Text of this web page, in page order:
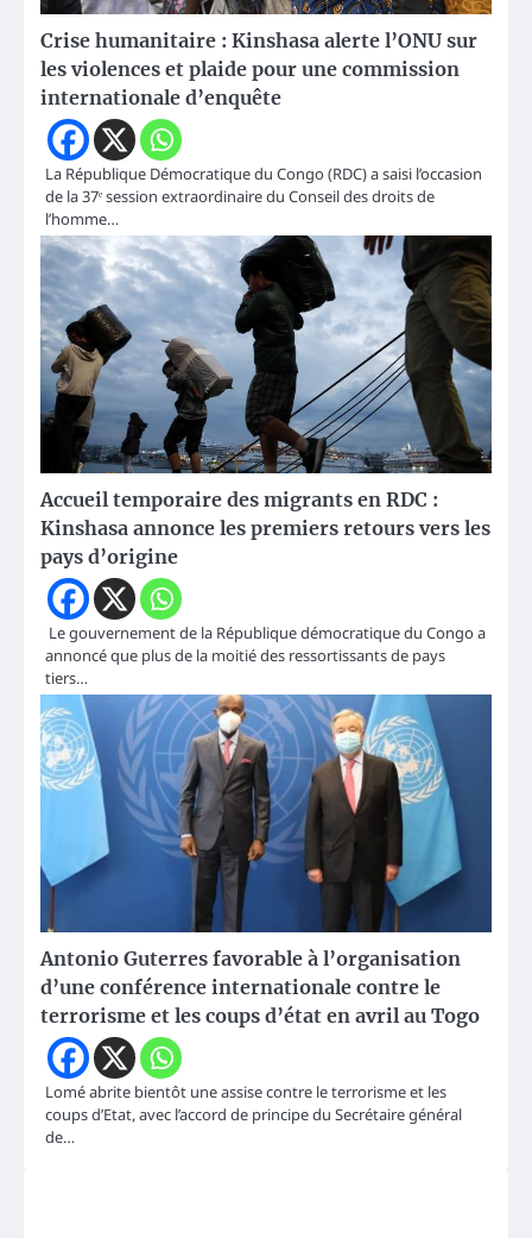
Crise humanitaire : Kinshasa alerte l’ONU sur
les violences et plaide pour une commission
internationale d’enquête
La République Démocratique du Congo (RDC) a saisi l’occasion
de la 37ᵉ session extraordinaire du Conseil des droits de
l’homme…
Accueil temporaire des migrants en RDC :
Kinshasa annonce les premiers retours vers les
pays d’origine
Le gouvernement de la République démocratique du Congo a
annoncé que plus de la moitié des ressortissants de pays
tiers…
Antonio Guterres favorable à l’organisation
d’une conférence internationale contre le
terrorisme et les coups d’état en avril au Togo
Lomé abrite bientôt une assise contre le terrorisme et les
coups d’Etat, avec l’accord de principe du Secrétaire général
de…